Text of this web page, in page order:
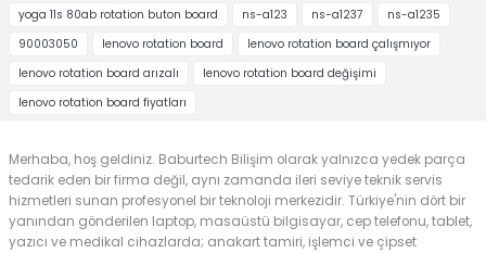
yoga 11s 80ab rotation buton board
ns-a123 ns-a1237
ns-a1235
90003050
lenovo rotation board
lenovo rotation board çalışmıyor
lenovo rotation board arızalı
lenovo rotation board değişimi
lenovo rotation board fiyatları
Merhaba, hoş geldiniz. Baburtech Bilişim olarak yalnızca yedek parça
tedarik eden bir firma değil, aynı zamanda ileri seviye teknik servis
hizmetleri sunan profesyonel bir teknoloji merkezidir. Türkiye'nin dört bir
yanından gönderilen laptop, masaüstü bilgisayar, cep telefonu, tablet,
yazıcı ve medikal cihazlarda; anakart tamiri, işlemci ve çipset